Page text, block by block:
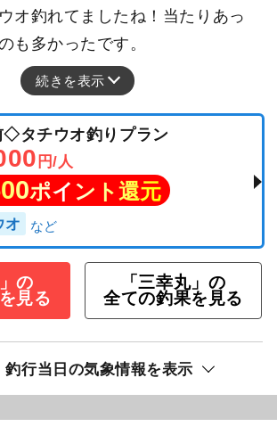
オ釣れてましたね！当たりあっ
も多かったです。
続きを表示
タチウオ釣りプラン
円/人
ポイント還元
オ
の
見る
「三幸丸」の
全ての釣果を見る
釣行当日の気象情報を表示